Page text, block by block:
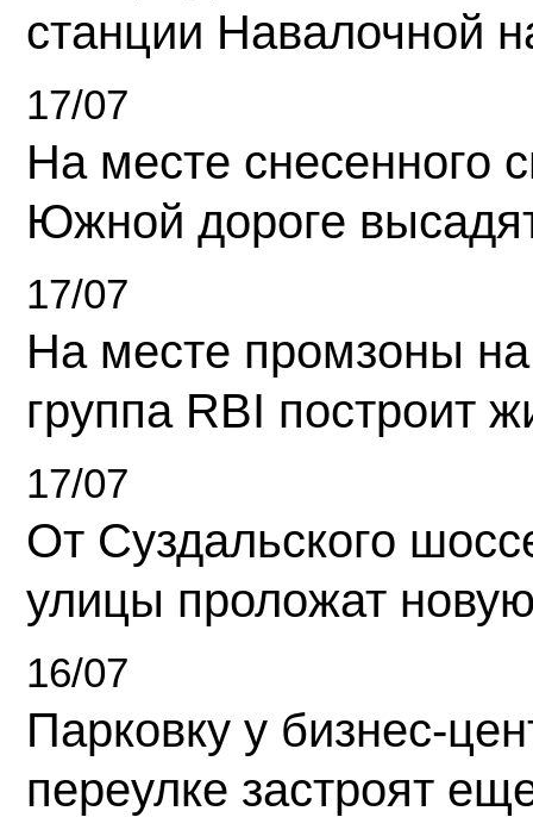
станции Навалочной
17/07
На месте снесенного
Южной дороге
17/07
На месте промзоны
группа RBI построит
17/07
От Суздальского
улицы проложат
16/07
Парковку у бизнес-
переулке застроят